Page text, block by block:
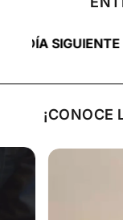
esté suave).
SIGUIENTE—
¡CONOCE